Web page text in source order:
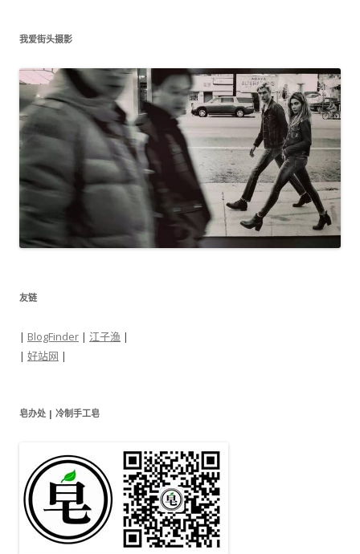
我爱街头摄影
友链
| BlogFinder | 江子渔 |
| 好站网 |
皂办处 | 冷制手工皂